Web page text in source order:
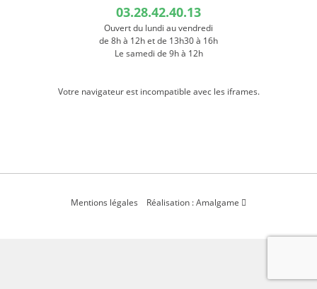
03.28.42.40.13
Ouvert du lundi au vendredi
de 8h à 12h et de 13h30 à 16h
Le samedi de 9h à 12h
Votre navigateur est incompatible avec les iframes.
Mentions légales Réalisation : Amalgame